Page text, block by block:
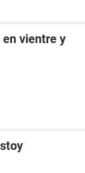
vientre y